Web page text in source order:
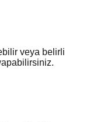
veya belirli